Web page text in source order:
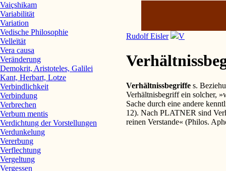
Rudolf Eisler V
Verhältnissbegriffe s.
Verhältnisbegriff ein solcher,
Sache durch eine andere
12). Nach PLATNER sind
reinen Verstande« (Philos.
Vaiçshikam
Variabilität
Variation
Vedische Philosophie
Velleïtät
Vera causa
Veränderung
Demokrit, Aristoteles, Galilei
Kant, Herbart, Lotze
Verbindlichkeit
Verbindung
Verbrechen
Verbum mentis
Verdichtung der Vorstellungen
Verdunkelung
Vererbung
Verflechtung
Vergeltung
Vergessen